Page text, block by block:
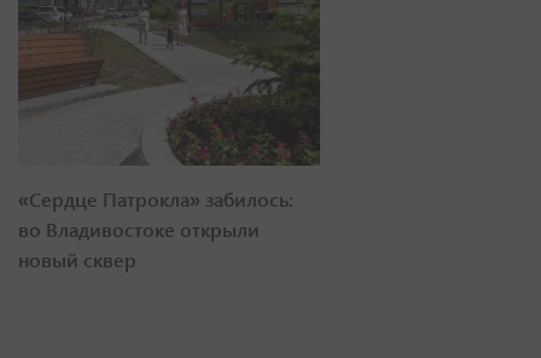
«Сердце Патрокла» забилось:
во Владивостоке открыли
новый сквер